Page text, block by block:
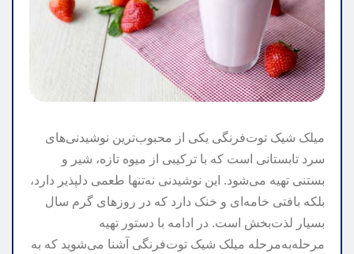
میلک شیک توت‌فرنگی یکی از محبوب‌ترین نوشیدنی‌های
سرد تابستانی است که با ترکیبی از میوه تازه، شیر و
بستنی تهیه می‌شود. این نوشیدنی نه‌تنها طعمی دلپذیر دارد،
بلکه بافتی خامه‌ای و خنک دارد که در روزهای گرم سال
بسیار لذت‌بخش است. در ادامه با دستور تهیه
مرحله‌به‌مرحله میلک شیک توت‌فرنگی آشنا می‌شوید که به